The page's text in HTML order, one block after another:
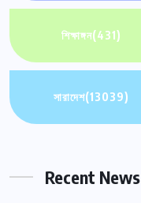
শিক্ষাঙ্গন(431)
সারাদেশ(13039)
Recent News